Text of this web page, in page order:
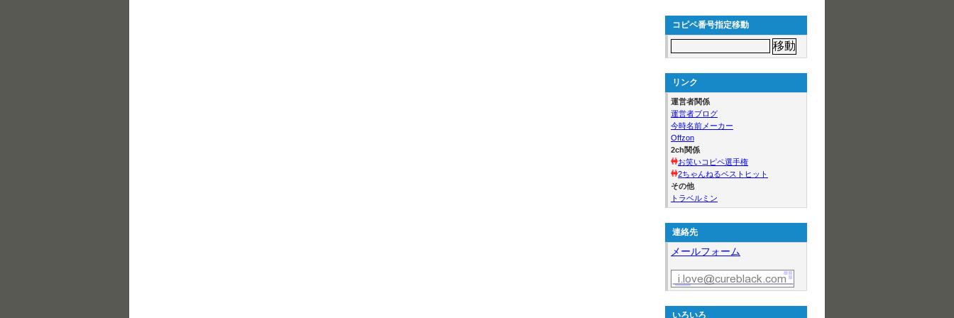
コピペ番号指定移動
リンク
運営者関係
運営者ブログ
今時名前メーカー
Offzon
2ch関係
お笑いコピペ選手権
2ちゃんねるベストヒット
その他
トラベルミン
連絡先
メールフォーム
いろいろ